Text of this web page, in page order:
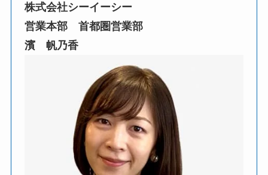
株式会社シーイーシー
営業本部 首都圏営業部
濱 帆乃香